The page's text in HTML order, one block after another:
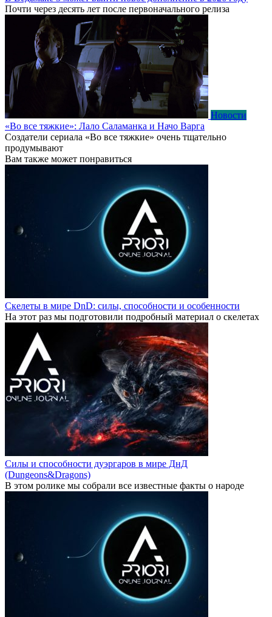
Почти через десять лет после первоначального релиза
Новости
«Во все тяжкие»: Лало Саламанка и Начо Варга
Создатели сериала «Во все тяжкие» очень тщательно
продумывают
Вам также может понравиться
Скелеты в мире DnD: силы, способности и особенности
На этот раз мы подготовили подробный материал о скелетах
Силы и способности дуэргаров в мире ДнД
(Dungeons&Dragons)
В этом ролике мы собрали все известные факты о народе